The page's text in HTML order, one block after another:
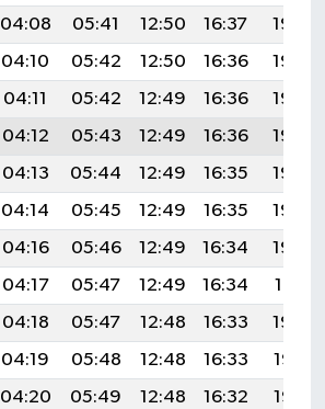
04:08 05:41 12:50 16:37
19:49
04:10 05:42 12:50 16:36
19:48
04:11 05:42 12:49 16:36
19:46
04:12 05:43 12:49 16:36
19:45
04:13 05:44 12:49 16:35
19:44
04:14 05:45 12:49 16:35
19:43
04:16 05:46 12:49 16:34
19:42
04:17 05:47 12:49 16:34
19:41
04:18 05:47 12:48 16:33
19:40
04:19 05:48 12:48 16:33
19:38
04:20 05:49 12:48 16:32
19:37